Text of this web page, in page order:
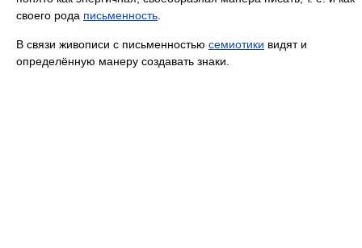
своего рода письменность.
В связи живописи с письменностью семиотики видят и
определённую манеру создавать знаки.